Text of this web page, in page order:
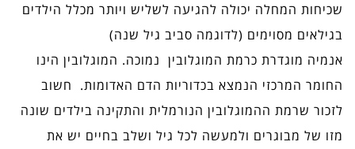
שכיחות המחלה יכולה להגיעה לשליש ויותר מכלל הילדים
בגילאים מסוימים (לדוגמה סביב גיל שנה)
אנמיה מוגדרת כרמת המוגלובין נמוכה. המוגלובין הינו
החומר המרכזי הנמצא בכדוריות הדם האדומות. חשוב
לזכור שרמת ההמוגלובין הנורמלית והתקינה בילדים שונה
מזו של מבוגרים ולמעשה לכל גיל ושלב בחיים יש את